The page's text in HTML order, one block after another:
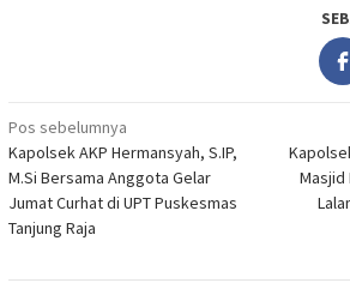
Navigasi
pos
Pos sebelumnya
Kapolsek AKP Hermansyah, S.IP,
M.Si Bersama Anggota Gelar
Jumat Curhat di UPT Puskesmas
Tanjung Raja
Masjid